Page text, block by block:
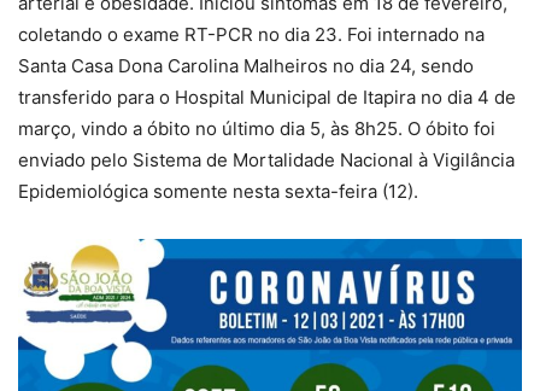
coletando o exame RT-PCR no dia 23. Foi internado na
Santa Casa Dona Carolina Malheiros no dia 24, sendo
transferido para o Hospital Municipal de Itapira no dia 4 de
março, vindo a óbito no último dia 5, às 8h25. O óbito foi
enviado pelo Sistema de Mortalidade Nacional à Vigilância
Epidemiológica somente nesta sexta-feira (12).